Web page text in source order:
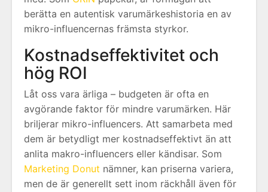
berätta en autentisk varumärkeshistoria en av
mikro-influencernas främsta styrkor.
Kostnadseffektivitet och
hög ROI
Låt oss vara ärliga – budgeten är ofta en
avgörande faktor för mindre varumärken. Här
briljerar mikro-influencers. Att samarbeta med
dem är betydligt mer kostnadseffektivt än att
anlita makro-influencers eller kändisar. Som
Marketing Donut nämner, kan priserna variera,
men de är generellt sett inom räckhåll även för